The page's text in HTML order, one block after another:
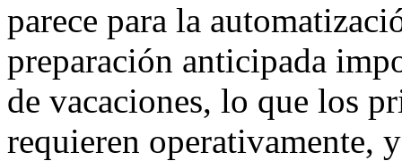
parece para la
preparación anticipada
de vacaciones, lo que los
requieren operativamente,